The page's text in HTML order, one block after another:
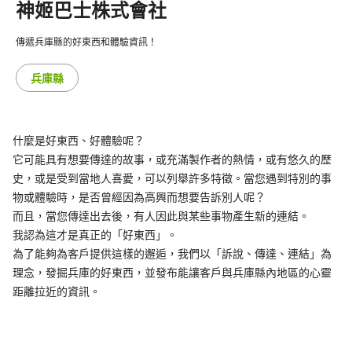
神姬巴士株式會社
傳遞兵庫縣的好東西和體驗資訊！
兵庫縣
什麼是好東西、好體驗呢？
它可能具有想要傳達的故事，或充滿製作者的熱情，或有悠久的歷
史，或是受到當地人喜愛，可以列舉許多特徵。當您遇到特別的事
物或體驗時，是否曾經因為高興而想要告訴別人呢？
而且，當您傳達出去後，有人因此與某些事物產生新的連結。
我認為這才是真正的「好東西」。
為了能夠為客戶提供這樣的邂逅，我們以「訴說、傳達、連結」為
理念，發掘兵庫的好東西，並發布能讓客戶與兵庫縣內地區的心靈
距離拉近的資訊。